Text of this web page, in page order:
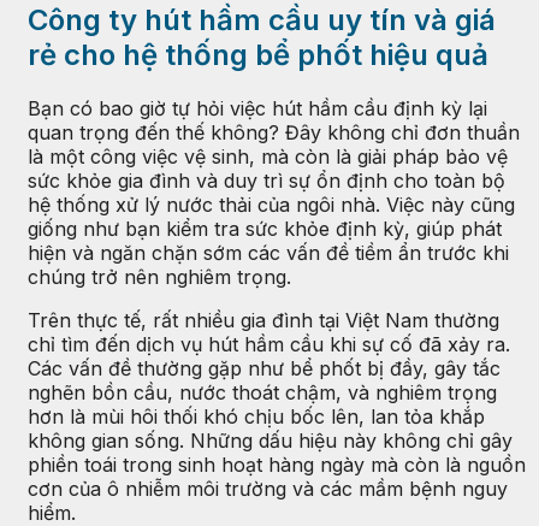
Công ty hút hầm cầu uy tín và giá
rẻ cho hệ thống bể phốt hiệu quả
Bạn có bao giờ tự hỏi việc hút hầm cầu định kỳ lại
quan trọng đến thế không? Đây không chỉ đơn thuần
là một công việc vệ sinh, mà còn là giải pháp bảo vệ
sức khỏe gia đình và duy trì sự ổn định cho toàn bộ
hệ thống xử lý nước thải của ngôi nhà. Việc này cũng
giống như bạn kiểm tra sức khỏe định kỳ, giúp phát
hiện và ngăn chặn sớm các vấn đề tiềm ẩn trước khi
chúng trở nên nghiêm trọng.
Trên thực tế, rất nhiều gia đình tại Việt Nam thường
chỉ tìm đến dịch vụ hút hầm cầu khi sự cố đã xảy ra.
Các vấn đề thường gặp như bể phốt bị đầy, gây tắc
nghẽn bồn cầu, nước thoát chậm, và nghiêm trọng
hơn là mùi hôi thối khó chịu bốc lên, lan tỏa khắp
không gian sống. Những dấu hiệu này không chỉ gây
phiền toái trong sinh hoạt hàng ngày mà còn là nguồn
cơn của ô nhiễm môi trường và các mầm bệnh nguy
hiểm.